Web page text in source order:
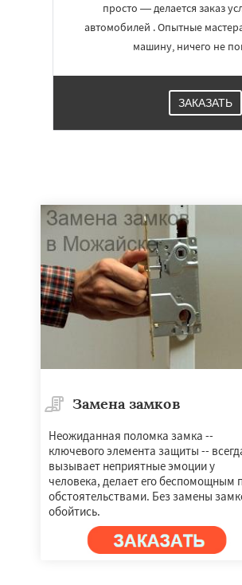
просто — делается заказ
автомобилей . Опытные
машину, ничего не
ЗАКАЗАТЬ
Замена замков
Неожиданная поломка замка --
ключевого элемента защиты --
вызывает неприятные эмоции у
человека, делает его беспомощным
обстоятельствами. Без замены
обойтись.